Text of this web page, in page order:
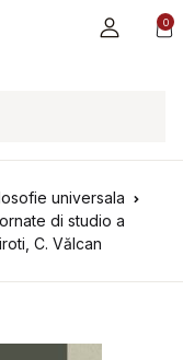
0
universala
di studio a
C. Vălcan